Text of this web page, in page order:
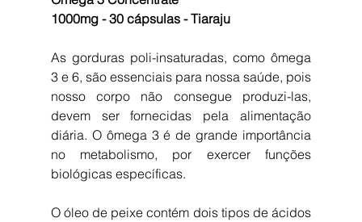
1000mg - 30 cápsulas - Tiaraju
As gorduras poli-insaturadas, como ômega
3 e 6, são essenciais para nossa saúde, pois
nosso corpo não consegue produzi-las,
devem ser fornecidas pela alimentação
diária. O ômega 3 é de grande importância
no metabolismo, por exercer funções
biológicas específicas.
O óleo de peixe contém dois tipos de ácidos